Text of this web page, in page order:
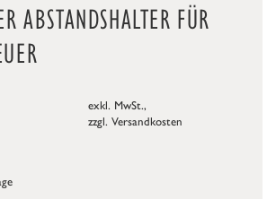
ABSTANDSHALTER FÜR
exkl. MwSt.,
zzgl. Versandkosten